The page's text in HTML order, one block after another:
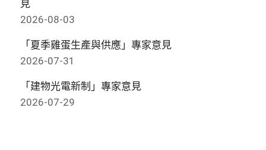
見
2026-08-03
「夏季雞蛋生產與供應」專家意見
2026-07-31
「建物光電新制」專家意見
2026-07-29